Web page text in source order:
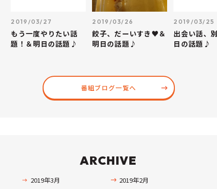
2019/03/27
もう一度やりたい話
題！＆明日の話題♪
2019/03/26
餃子、だーいすき♥＆
明日の話題♪
2019/03/25
出会い話、
日の話題♪
番組ブログ一覧へ
ARCHIVE
2019年3月
2019年2月